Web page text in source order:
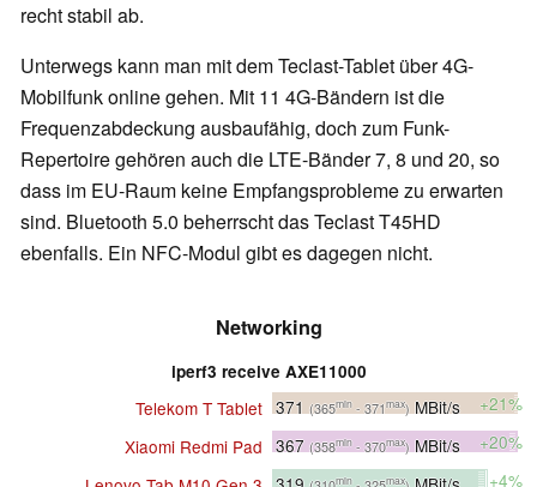
recht stabil ab.
Unterwegs kann man mit dem Teclast-Tablet über 4G-
Mobilfunk online gehen. Mit 11 4G-Bändern ist die
Frequenzabdeckung ausbaufähig, doch zum Funk-
Repertoire gehören auch die LTE-Bänder 7, 8 und 20, so
dass im EU-Raum keine Empfangsprobleme zu erwarten
sind. Bluetooth 5.0 beherrscht das Teclast T45HD
ebenfalls. Ein NFC-Modul gibt es dagegen nicht.
Networking
iperf3 receive AXE11000
Telekom T Tablet 371 (365min - 371max) MBit/s
+21%
Xiaomi Redmi Pad 367 (358min - 370max) MBit/s
+20%
min max
+4%